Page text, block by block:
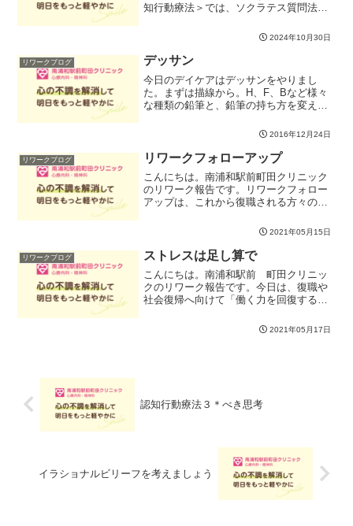
知行動療法＞では、ソクラテス質問法に
分かっている」つもりになっていますが
本当に〇〇のことすべてを正確に分かっ
ている訳では決してありま...
2024年10月30日
リワークブログ デッサン
今日のデイケアはデッサンをやりまし
た。まずは描線から。H、F、Bなど様々
な種類の鉛筆と、鉛筆の持ち方を変えて
お次は「パース」という技法。定規を使
いながら奥行きのある画を練習しまし
た。何となく線路に見えます...
2016年12月24日
リワークブログ リワークフォローアップ
こんにちは。南浦和駅前町田クリニック
のリワーク報告です。リワークフォロー
アップは、これから復職される方々の疑
がアドバイスをしたり、復職された方が
立ち止まってコンディションを確認した
り、みんなで意見を出し合...
2021年05月15日
リワークブログ ストレスは足し算で
こんにちは。南浦和駅前 町田クリニッ
クのリワーク報告です。今日は、復職や
社会復帰へ向けて「働く力を回復する」
ました。休職したり、ながく仕事から離
れていると、やはりどうしても様々な機
2021年05月17日
認知行動療法３＊べき思考
イラショナルビリーフを考えましょう